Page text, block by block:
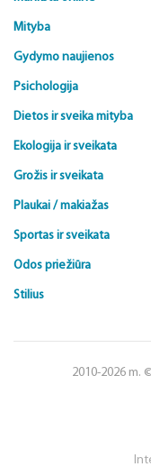
Mityba
Gydymo naujienos
Psichologija
Dietos ir sveika mityba
Ekologija ir sveikata
Grožis ir sveikata
Plaukai / makiažas
Sportas ir sveikata
Odos priežiūra
Stilius
2010-2026 m.